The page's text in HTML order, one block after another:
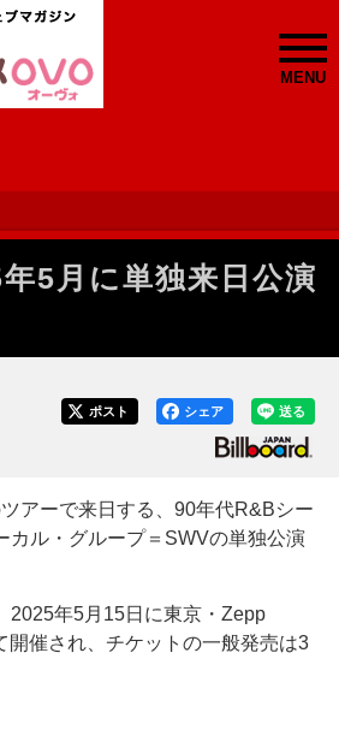
MENU
5月に単独来日公演
送る
シェア
ポスト
アーで来日する、90年代R&Bシー
カル・グループ＝SWVの単独公演
年5月15日に東京・Zepp
開催され、チケットの一般発売は3